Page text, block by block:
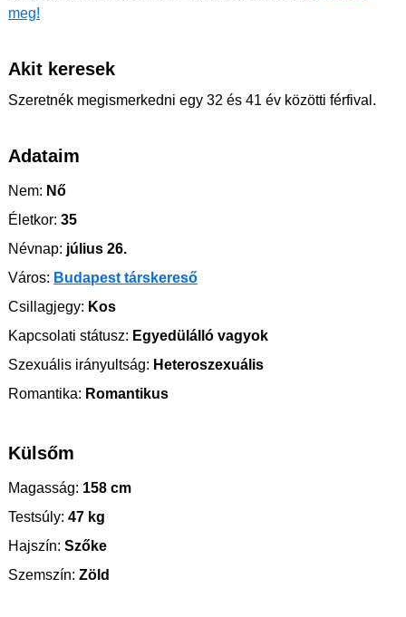
meg!
Akit keresek
Szeretnék megismerkedni egy 32 és 41 év közötti férfival.
Adataim
Nem: Nő
Életkor: 35
Névnap: július 26.
Város: Budapest társkereső
Csillagjegy: Kos
Kapcsolati státusz: Egyedülálló vagyok
Szexuális irányultság: Heteroszexuális
Romantika: Romantikus
Külsőm
Magasság: 158 cm
Testsúly: 47 kg
Hajszín: Szőke
Szemszín: Zöld